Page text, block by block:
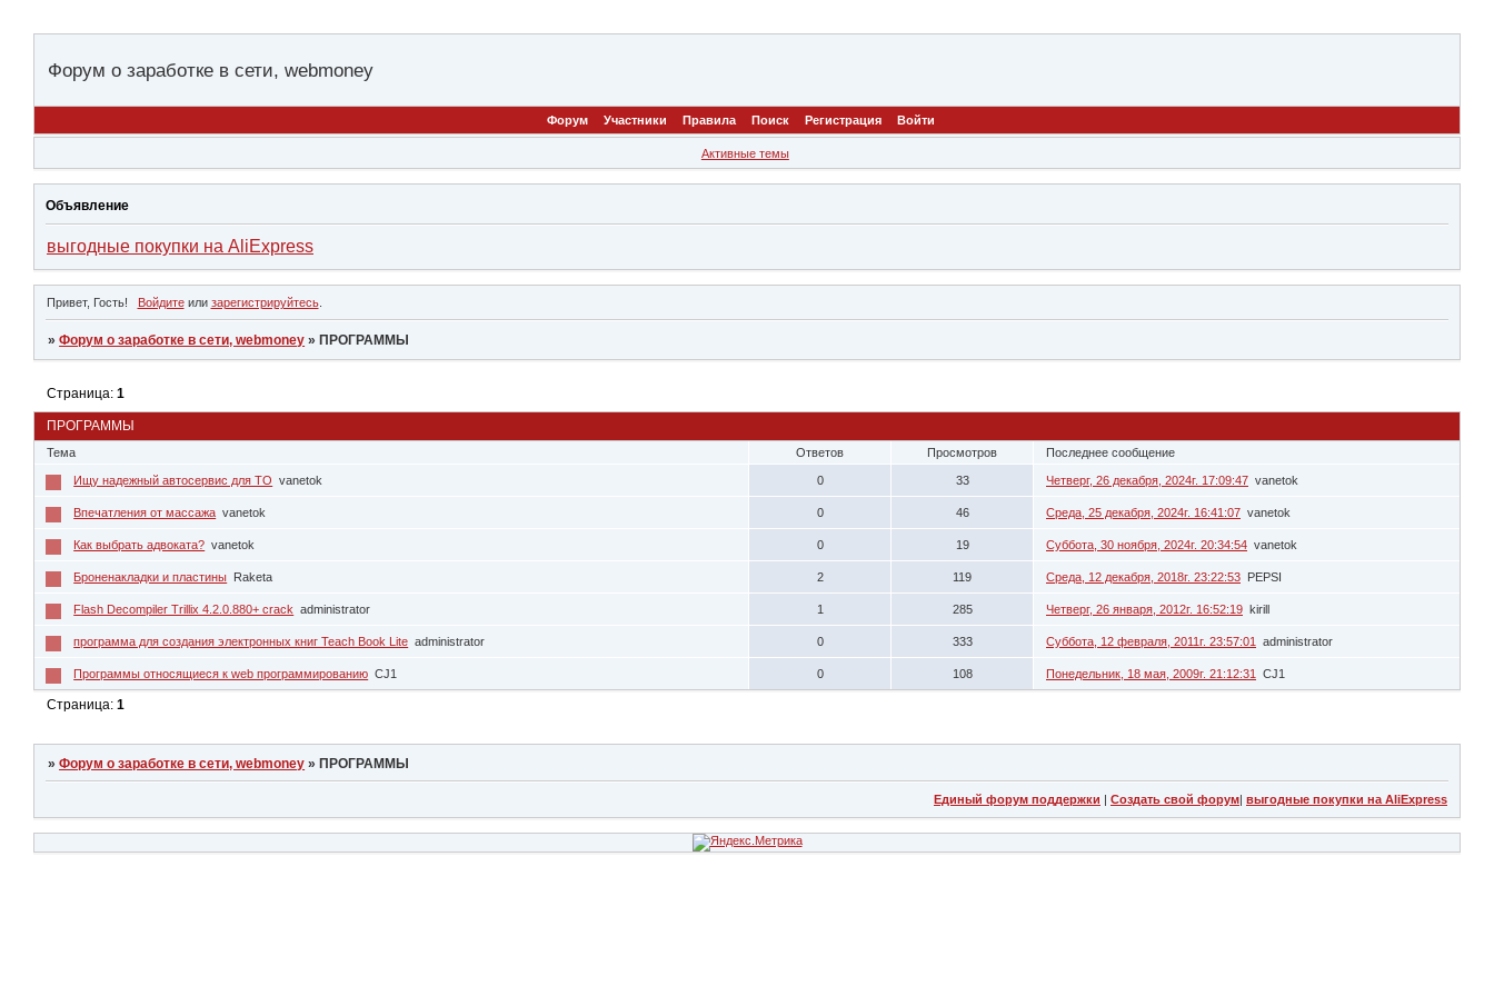
Форум о заработке в сети, webmoney
Форум Участники Правила Поиск Регистрация Войти
Активные темы
Объявление
выгодные покупки на AliExpress
Привет, Гость! Войдитеили зарегистрируйтесь.
»Форум о заработке в сети, webmoney » ПРОГРАММЫ
ПРОГРАММЫ
Страница:1
Тема Ответов Просмотров Последнее сообщение
Ищу надежный автосервис для ТО vanetok 0 33 Четверг, 26 декабря, 2024г. 17:09:47 vanetok
Впечатления от массажа vanetok 0 46 Среда, 25 декабря, 2024г. 16:41:07 vanetok
Как выбрать адвоката? vanetok 0 19 Суббота, 30 ноября, 2024г. 20:34:54 vanetok
Броненакладки и пластины Raketa 2 119 Среда, 12 декабря, 2018г. 23:22:53 PEPSI
Flash Decompiler Trillix 4.2.0.880+ crack administrator 1 285 Четверг, 26 января, 2012г. 16:52:19 kirill
программа для создания электронных книг Teach Book Lite administrator 0 333 Суббота, 12 февраля, 2011г. 23:57:01 administrator
Программы относящиеся к web программированию CJ1 0 108 Понедельник, 18 мая, 2009г. 21:12:31 CJ1
Страница:1
»Форум о заработке в сети, webmoney » ПРОГРАММЫ
Единый форум поддержки | Создать свой форум| выгодные покупки на AliExpress